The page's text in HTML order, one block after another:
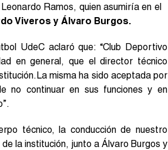
Ramos, quien asumiría en el
Viveros y Álvaro Burgos.
UdeC aclaró que: “Club Deportivo
en general, que el director técnico
misma ha sido aceptada por
no continuar en sus funciones y en
técnico, la conducción de nuestro
de la institución, junto a Álvaro Burgos y